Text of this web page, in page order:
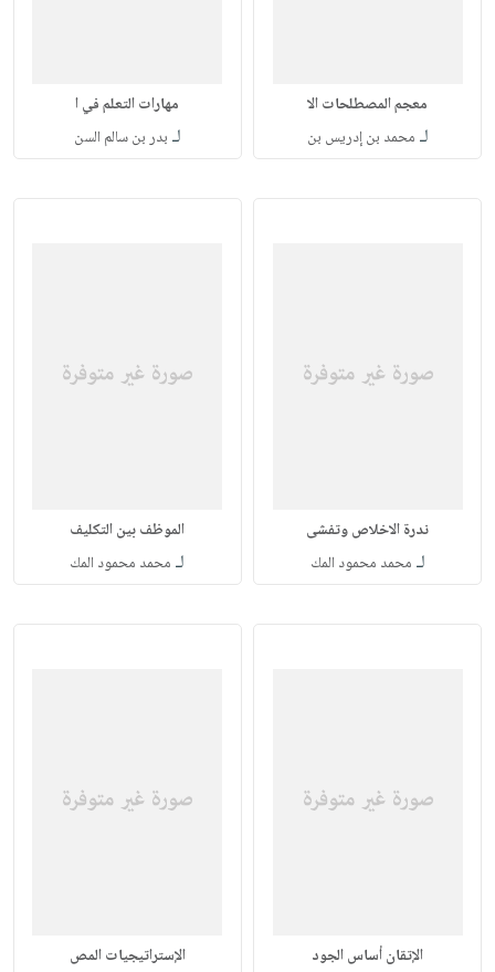
معجم المصطلحات الا
لـ محمد بن إدريس بن
مهارات التعلم في ا
لـ بدر بن سالم السن
ندرة الاخلاص وتفشى
لـ محمد محمود المك
الموظف بين التكليف
لـ محمد محمود المك
الإتقان أساس الجود الإستراتيجيات المص